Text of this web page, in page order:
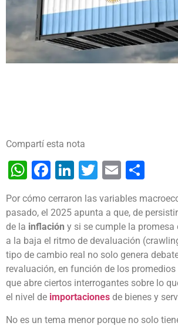
Compartí esta nota
WhatsApp
Facebook
LinkedIn
TwitterEmail
Por cómo cerraron las variables
pasado, el 2025 apunta a que, de
de la inflación y si se cumple la
a la baja el ritmo de devaluación
tipo de cambio real no solo genera
revaluación, en función de los
que abre ciertos interrogantes sobre lo
el nivel de importaciones de bienes y
No es un tema menor porque no solo